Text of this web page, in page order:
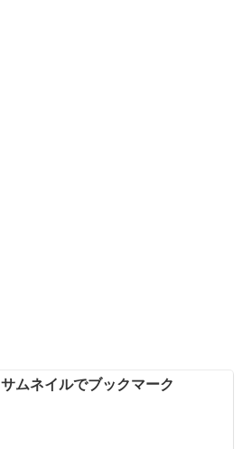
サムネイルでブックマーク